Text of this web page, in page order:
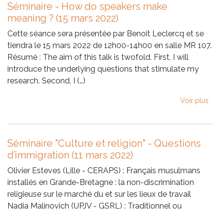
Séminaire - How do speakers make
meaning ? (15 mars 2022)
Cette séance sera présentée par Benoît Leclercq et se
tiendra le 15 mars 2022 de 12h00-14h00 en salle MR 107.
Résumé : The aim of this talk is twofold. First, I will
introduce the underlying questions that stimulate my
research. Second, I (…)
Voir plus
Séminaire "Culture et religion" - Questions
d’immigration (11 mars 2022)
Olivier Esteves (Lille - CERAPS) : Français musulmans
installés en Grande-Bretagne : la non-discrimination
religieuse sur le marché du et sur les lieux de travail
Nadia Malinovich (UPJV - GSRL) : Traditionnel ou